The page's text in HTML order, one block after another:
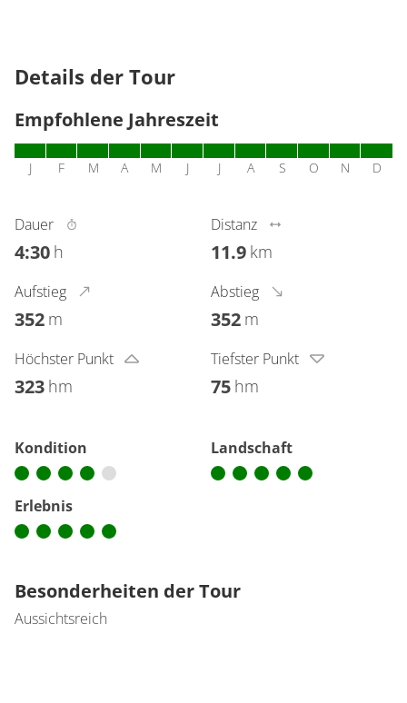
Details der Tour
Empfohlene Jahreszeit
J F M A M J J A S O N D
Dauer
4:30 h
Distanz
11.9 km
Aufstieg
352 m
Abstieg
352 m
Höchster Punkt
323 hm
Tiefster Punkt
75 hm
Kondition Landschaft
Erlebnis
Besonderheiten der Tour
Aussichtsreich